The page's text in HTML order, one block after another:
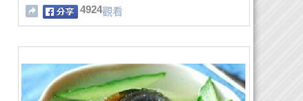
4924觀看